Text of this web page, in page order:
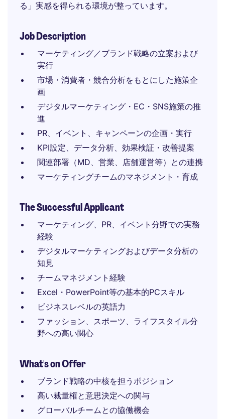
る」実感を得られる環境が整っています。
Job Description
マーケティング／ブランド戦略の立案および
実行
市場・消費者・競合分析をもとにした施策企
画
デジタルマーケティング・EC・SNS施策の推
進
PR、イベント、キャンペーンの企画・実行
KPI設定、データ分析、効果検証・改善提案
関連部署（MD、営業、店舗運営等）との連携
マーケティングチームのマネジメント・育成
The Successful Applicant
マーケティング、PR、イベント分野での実務
経験
デジタルマーケティングおよびデータ分析の
知見
チームマネジメント経験
Excel・PowerPoint等の基本的PCスキル
ビジネスレベルの英語力
ファッション、スポーツ、ライフスタイル分
野への高い関心
What's on Offer
ブランド戦略の中核を担うポジション
高い裁量権と意思決定への関与
グローバルチームとの協働機会